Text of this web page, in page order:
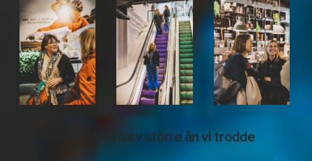
Ett äventyr som blev större än vi trodde